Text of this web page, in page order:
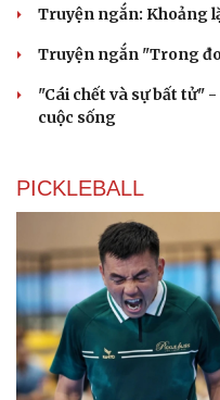
Truyện ngắn: Khoảng
Truyện ngắn "Trong
"Cái chết và sự bất tử"
cuộc sống
PICKLEBALL